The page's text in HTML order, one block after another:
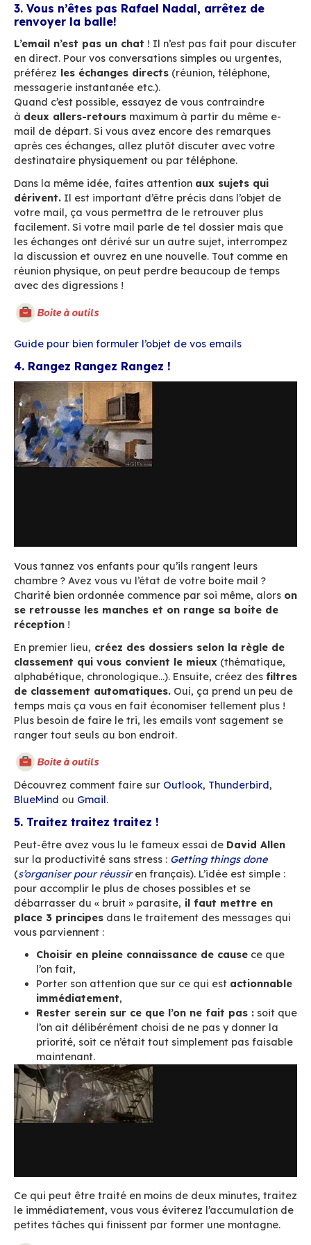
concernées par les actions à réaliseret en
personnes que l’on souhaite
bannir : les «répondre à tous« .
Demandez vous toujours si les personnes à qui
adressez un message sont bien légitimes pour
recevoir. Trop d’emails tue l’email. Plus
lira si vous êtes identifié comme le spammeur
service .
Faites également attention aux
assurez-vous qu’elles sont bien à jour sinon
de recevoir de nombreux messages d’erreur ou
d’atteindre des personnes non concernées.
renvoyer la balle!
L’email n’est pas un chat ! Il n’est pas fait
en direct. Pour vos conversations simples ou
messagerie instantanée etc.).
Quand c’est possible, essayez de vous
à deux allers-retoursmaximum à partir du
mail de départ. Si vous avez encore des
après ces échanges, allez plutôt discuter
destinataire physiquement ou par téléphone.
Dans la même idée, faites attention
dérivent.Il est important d’être précis dans
facilement. Si votre mail parle de tel dossier
les échanges ont dérivé sur un autre sujet,
la discussion et ouvrez en une nouvelle. Tout
réunion physique, on peut perdre beaucoup
avec des digressions !
Guide pour bien formuler l’objet de vos emails
4. Rangez Rangez Rangez !